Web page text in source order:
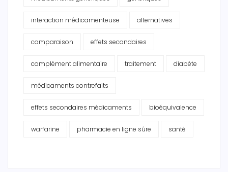
interaction médicamenteuse alternatives
comparaison effets secondaires
complément alimentaire traitement diabète
médicaments contrefaits
effets secondaires médicaments bioéquivalence
warfarine pharmacie en ligne sûre santé